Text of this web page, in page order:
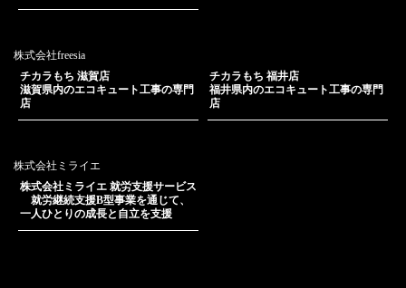
株式会社freesia
チカラもち 滋賀店
滋賀県内のエコキュート工事の専門
店
チカラもち 福井店
福井県内のエコキュート工事の専門
店
株式会社ミライエ
株式会社ミライエ 就労支援サービス
就労継続支援B型事業を通じて、
一人ひとりの成長と自立を支援